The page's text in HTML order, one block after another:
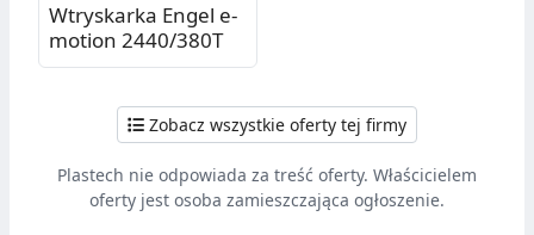
Wtryskarka Engel e-
motion 2440/380T
Zobacz wszystkie oferty tej firmy
Plastech nie odpowiada za treść oferty. Właścicielem
oferty jest osoba zamieszczająca ogłoszenie.